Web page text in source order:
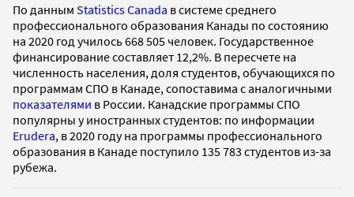
По данным Statistics Canada в системе среднего
профессионального образования Канады по состоянию
на 2020 год училось 668 505 человек. Государственное
финансирование составляет 12,2%. В пересчете на
численность населения, доля студентов, обучающихся по
программам СПО в Канаде, сопоставима с аналогичными
показателями в России. Канадские программы СПО
популярны у иностранных студентов: по информации
Erudera, в 2020 году на программы профессионального
образования в Канаде поступило 135 783 студентов из-за
рубежа.